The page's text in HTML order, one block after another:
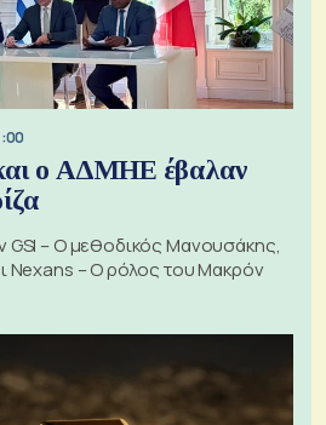
ο ΑΔΜΗΕ έβαλαν
GSI – Ο μεθοδικός Μανουσάκης,
Nexans – Ο ρόλος του Μακρόν